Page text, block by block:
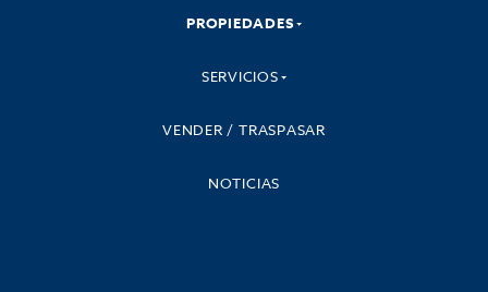
PROPIEDADES
SERVICIOS
VENDER / TRASPASAR
NOTICIAS